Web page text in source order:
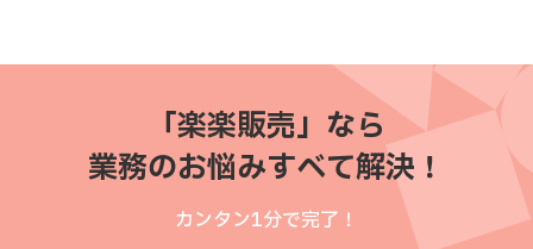
「楽楽販売」なら
業務のお悩みすべて解決！
カンタン1分で完了！